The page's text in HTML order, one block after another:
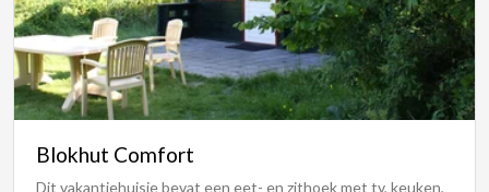
Blokhut Comfort
Dit vakantiehuisje bevat een eet- en zithoek met tv, keuken,